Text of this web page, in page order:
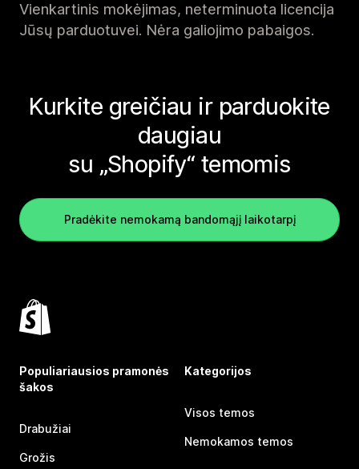
Vienkartinis mokėjimas, neterminuota licencija
Jūsų parduotuvei. Nėra galiojimo pabaigos.
Kurkite greičiau ir parduokite
daugiau
su „Shopify“ temomis
Pradėkite nemokamą bandomąjį laikotarpį
Populiariausios pramonės
šakos
Drabužiai
Grožis
Kategorijos
Visos temos
Nemokamos temos